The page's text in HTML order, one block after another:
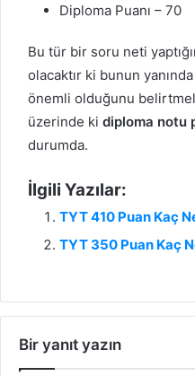
Diploma Puanı – 70
Bu tür bir soru neti
olacaktır ki bunun
önemli olduğunu
üzerinde ki diploma notu
durumda.
İlgili Yazılar:
TYT 410 Puan Kaç
TYT 350 Puan Kaç
Bir yanıt yazın